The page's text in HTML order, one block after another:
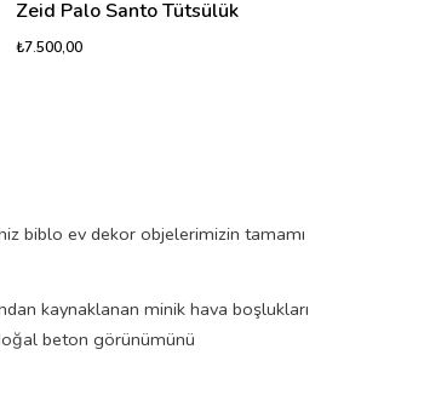
Zeid Palo Santo Tütsülük
₺7.500,00
biblo ev dekor objelerimizin tamamı
kaynaklanan minik hava boşlukları
beton görünümünü